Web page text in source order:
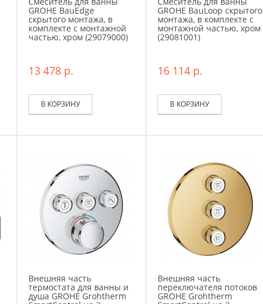
GROHE BauEdge
скрытого монтажа, в
комплекте с монтажной
частью, хром (29079000)
13 478 р.
В КОРЗИНУ
GROHE BauLoop скрытого
монтажа, в комплекте с
монтажной частью, хром
(29081001)
16 114 р.
В КОРЗИНУ
Внешняя часть
термостата для ванны и
душа GROHE Grohtherm
Внешняя часть
переключателя потоков
GROHE Grohtherm